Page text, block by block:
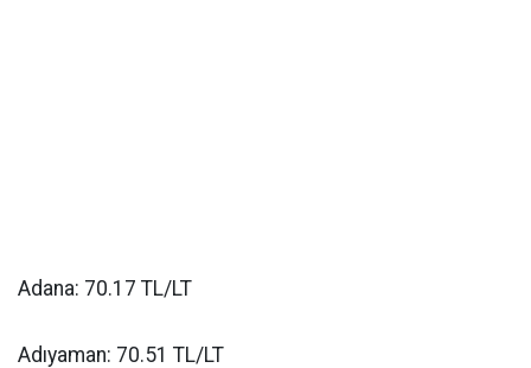
Adana: 70.17 TL/LT
Adıyaman: 70.51 TL/LT